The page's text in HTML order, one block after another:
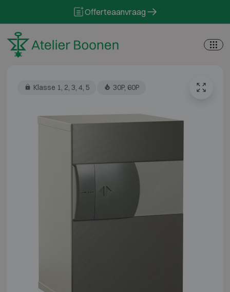
Offerteaanvraag
Klasse 1, 2, 3, 4, 5 30P, 60P